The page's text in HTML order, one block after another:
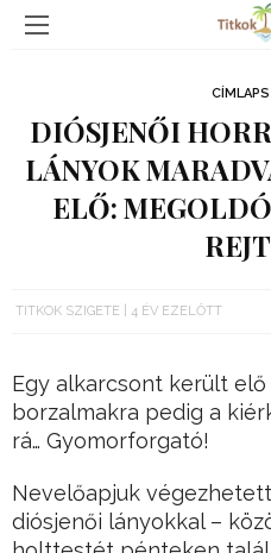
DIÓSJENŐI
LÁNYOK
ELŐ:
TITKOK SZIGETE 4 ÉV EZELŐTT
Egy alkarcsont került
borzalmakra pedig a
rá… Gyomorforgató!
Nevelőapjuk
diósjenői lányokkal –